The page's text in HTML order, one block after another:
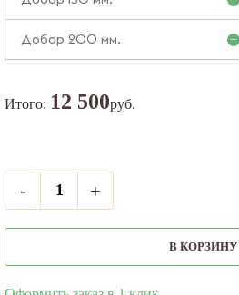
Добор 200 мм. −
Итого: 12 500руб.
- +
В КОРЗИНУ